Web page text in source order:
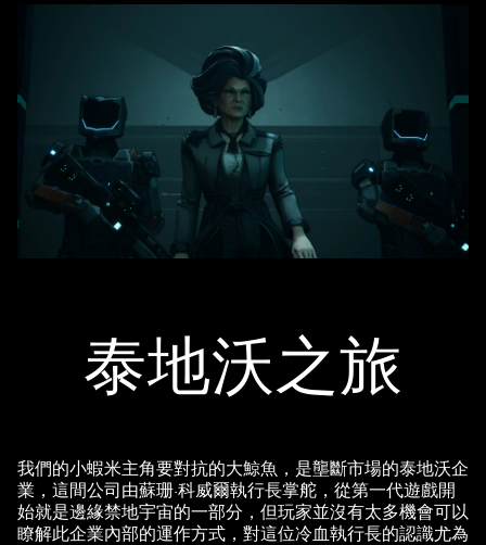
泰地沃之旅
我們的小蝦米主角要對抗的大鯨魚，是壟斷市場的泰地沃企
業，這間公司由蘇珊·科威爾執行長掌舵，從第一代遊戲開
始就是邊緣禁地宇宙的一部分，但玩家並沒有太多機會可以
瞭解此企業內部的運作方式，對這位冷血執行長的認識尤為